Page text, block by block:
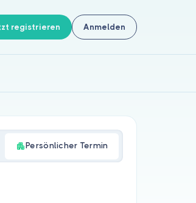
registrieren Anmelden
Persönlicher Termin